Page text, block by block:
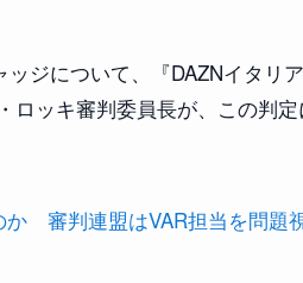
ジについて、『DAZNイタリ
ッキ審判委員長が、この判
か 審判連盟はVAR担当を問題